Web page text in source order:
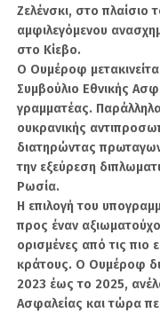
Όπως ανέφερε,
συνδέεται άμεσα
την
κρίσιμων
σημείωσε ότι
Ανατολική
από την Τουρκία
εθνικής
Στο πλαίσιο αυτό,
της τουρκικής
Επιχείρηση
και κυρίως την
Μεσογείου».
Ζελένσκι, στο πλαίσιο
αμφιλεγόμενου
στο Κίεβο.
Ο Ουμέροφ
Συμβούλιο Εθνικής
γραμματέας.
ουκρανικής
διατηρώντας
την εξεύρεση
Ρωσία.
Η επιλογή του
προς έναν
ορισμένες από τις πιο
κράτους. Ο Ουμέροφ
2023 έως το 2025,
Ασφαλείας και τώρα